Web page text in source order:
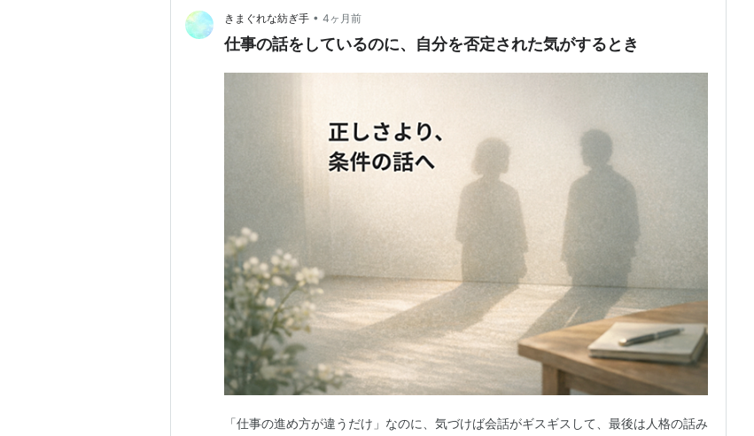
きまぐれな紡ぎ手 • 4ヶ月前
仕事の話をしているのに、自分を否定された気がするとき
「仕事の進め方が違うだけ」なのに、気づけば会話がギスギスして、最後は人格の話み